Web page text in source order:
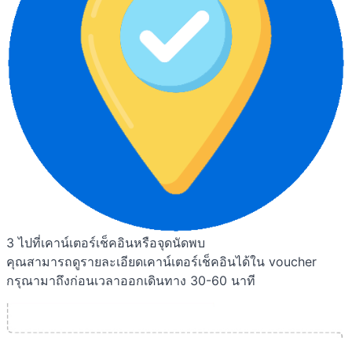
3 ไปที่เคาน์เตอร์เช็คอินหรือจุดนัดพบ
คุณสามารถดูรายละเอียดเคาน์เตอร์เช็คอินได้ใน voucher
กรุณามาถึงก่อนเวลาออกเดินทาง 30-60 นาที